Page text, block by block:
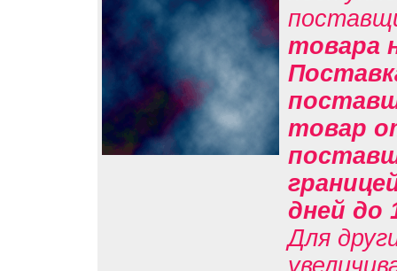
товара
товар
дней до
Для